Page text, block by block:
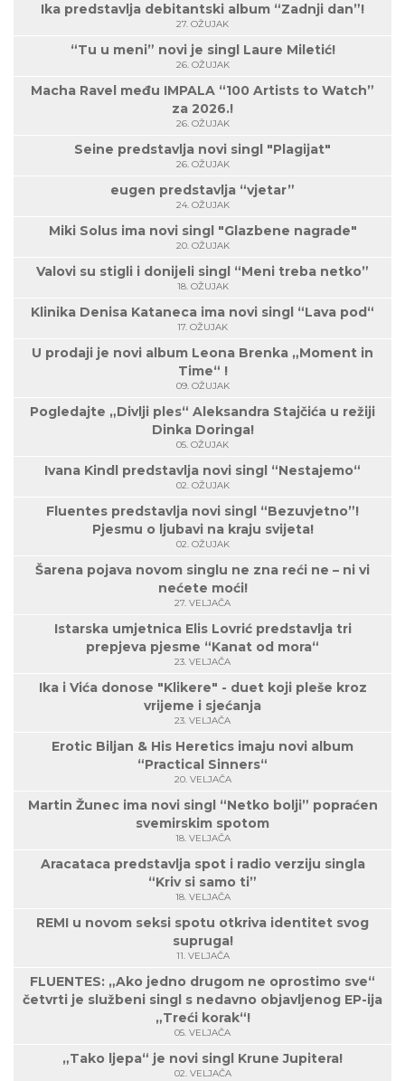
Ika predstavlja debitantski album “Zadnji dan”!
27. OŽUJAK
“Tu u meni” novi je singl Laure Miletić!
26. OŽUJAK
Macha Ravel među IMPALA “100 Artists to Watch”
za 2026.!
26. OŽUJAK
Seine predstavlja novi singl "Plagijat"
26. OŽUJAK
eugen predstavlja “vjetar”
24. OŽUJAK
Miki Solus ima novi singl "Glazbene nagrade"
20. OŽUJAK
Valovi su stigli i donijeli singl “Meni treba netko”
18. OŽUJAK
Klinika Denisa Kataneca ima novi singl “Lava pod“
17. OŽUJAK
U prodaji je novi album Leona Brenka „Moment in
Time“ !
09. OŽUJAK
Pogledajte „Divlji ples“ Aleksandra Stajčića u režiji
Dinka Doringa!
05. OŽUJAK
Ivana Kindl predstavlja novi singl “Nestajemo“
02. OŽUJAK
Fluentes predstavlja novi singl “Bezuvjetno”!
Pjesmu o ljubavi na kraju svijeta!
02. OŽUJAK
Šarena pojava novom singlu ne zna reći ne – ni vi
nećete moći!
27. VELJAČA
Istarska umjetnica Elis Lovrić predstavlja tri
prepjeva pjesme “Kanat od mora“
23. VELJAČA
Ika i Vića donose "Klikere" - duet koji pleše kroz
vrijeme i sjećanja
23. VELJAČA
Erotic Biljan & His Heretics imaju novi album
“Practical Sinners“
20. VELJAČA
Martin Žunec ima novi singl “Netko bolji” popraćen
svemirskim spotom
18. VELJAČA
Aracataca predstavlja spot i radio verziju singla
“Kriv si samo ti”
18. VELJAČA
REMI u novom seksi spotu otkriva identitet svog
supruga!
11. VELJAČA
FLUENTES: „Ako jedno drugom ne oprostimo sve“
četvrti je službeni singl s nedavno objavljenog EP-ija
„Treći korak“!
05. VELJAČA
„Tako ljepa“ je novi singl Krune Jupitera!
02. VELJAČA